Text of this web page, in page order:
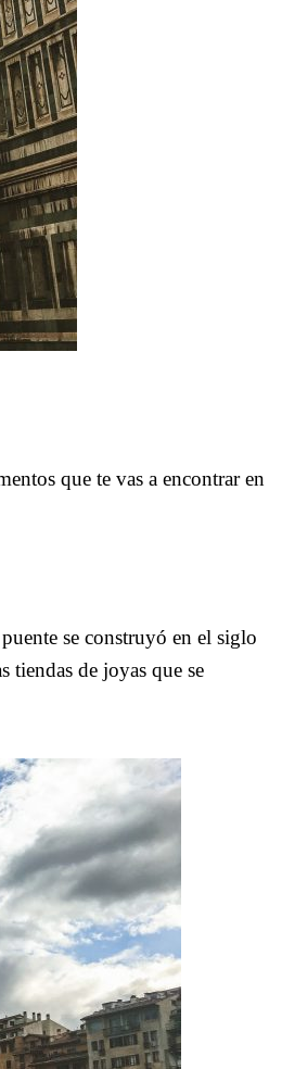
que te vas a encontrar en
se construyó en el siglo
de joyas que se